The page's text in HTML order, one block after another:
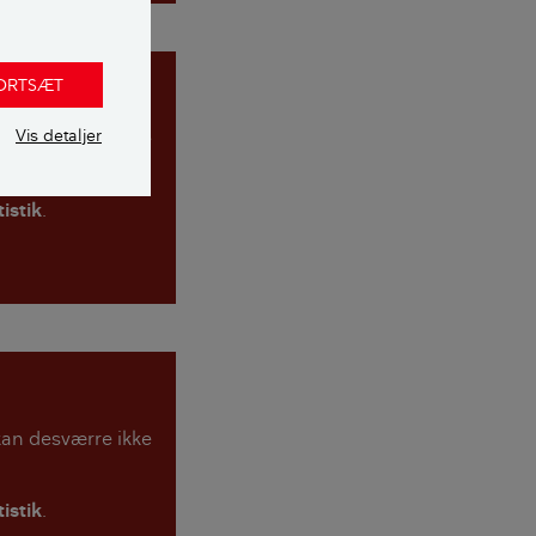
Vis detaljer
desværre ikke
.
desværre ikke
.